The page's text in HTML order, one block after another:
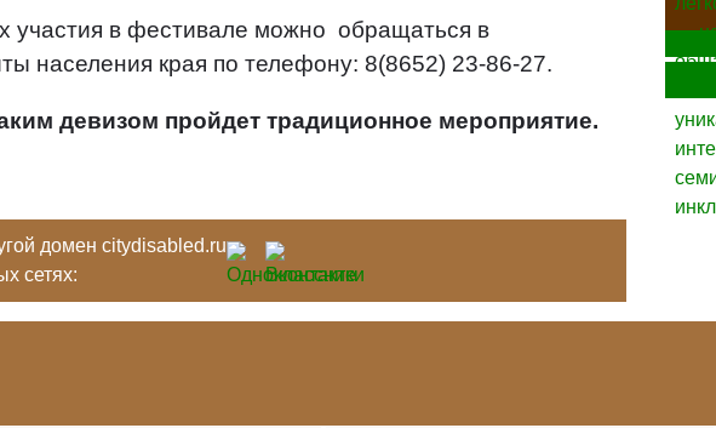
участия в фестивале можно обращаться в
населения края по телефону: 8(8652) 23-86-27.
девизом пройдет традиционное мероприятие.
домен citydisabled.ru
сетях: